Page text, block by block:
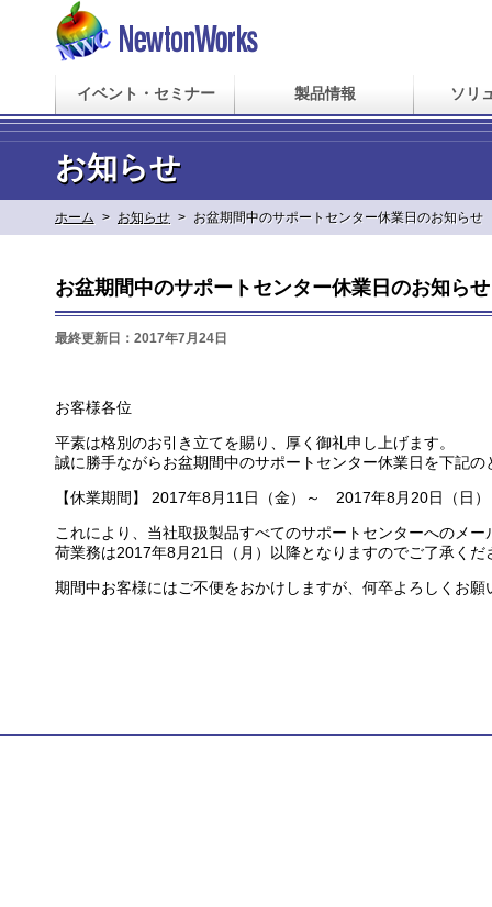
イベント・セミナー 製品情報 ソリ
お知らせ
ホーム > お知らせ > お盆期間中のサポートセンター休業日のお知らせ
お盆期間中のサポートセンター休業日のお知らせ
最終更新日：2017年7月24日
お客様各位
平素は格別のお引き立てを賜り、厚く御礼申し上げます。
誠に勝手ながらお盆期間中のサポートセンター休業日を下記
【休業期間】 2017年8月11日（金）～ 2017年8月20日（日）
これにより、当社取扱製品すべてのサポートセンターへのメ
荷業務は2017年8月21日（月）以降となりますのでご了承くだ
期間中お客様にはご不便をおかけしますが、何卒よろしくお願